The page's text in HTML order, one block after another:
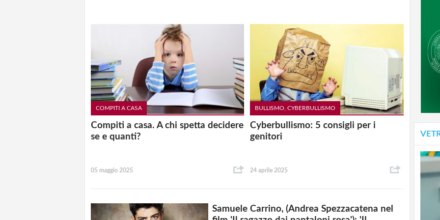
COMPITI A CASA
Compiti a casa. A chi spetta decidere
se e quanti?
05 maggio 2025
BULLISMO, CYBERBULLISMO
Cyberbullismo: 5 consigli per i
genitori
24 aprile 2025
Samuele Carrino, (Andrea Spezzacatena nel